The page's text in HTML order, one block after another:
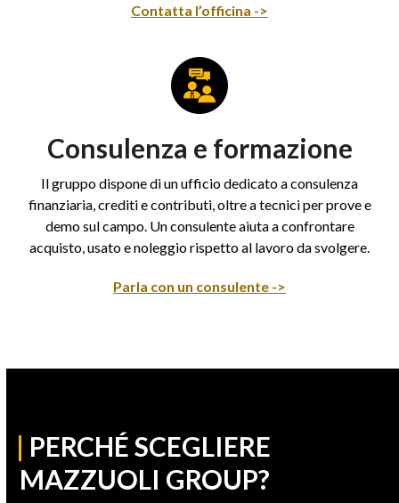
Contatta l’officina ->
Consulenza e formazione
Il gruppo dispone di un ufficio dedicato a consulenza
finanziaria, crediti e contributi, oltre a tecnici per prove e
demo sul campo. Un consulente aiuta a confrontare
acquisto, usato e noleggio rispetto al lavoro da svolgere.
Parla con un consulente ->
| PERCHÉ SCEGLIERE
MAZZUOLI GROUP?